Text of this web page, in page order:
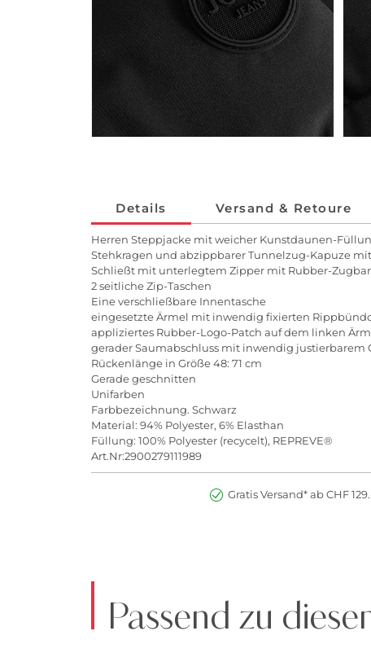
Details Versand & Retoure
Herren Steppjacke mit weicher Kunstdaunen-
Stehkragen und abzippbarer Tunnelzug-Kapuze
Schließt mit unterlegtem Zipper mit Rubber-
2 seitliche Zip-Taschen
Eine verschließbare Innentasche
eingesetzte Ärmel mit inwendig fixierten
appliziertes Rubber-Logo-Patch auf dem linken
gerader Saumabschluss mit inwendig justierbarem
Rückenlänge in Größe 48: 71 cm
Gerade geschnitten
Unifarben
Farbbezeichnung. Schwarz
Material: 94% Polyester, 6% Elasthan
Füllung: 100% Polyester (recycelt), REPREVE®
Art.Nr:2900279111989
Gratis Versand* ab CHF
Passend zu